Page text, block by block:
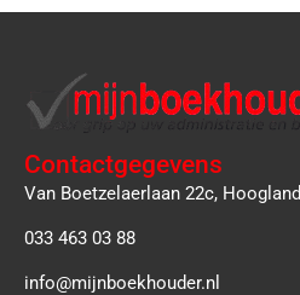
Contactgegevens
Van Boetzelaerlaan 22c, Hoogland
033 463 03 88
info@mijnboekhouder.nl